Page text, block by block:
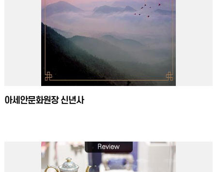
아세안문화원장 신년사